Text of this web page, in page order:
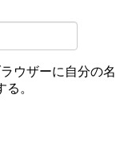
ウザーに自分の名
。